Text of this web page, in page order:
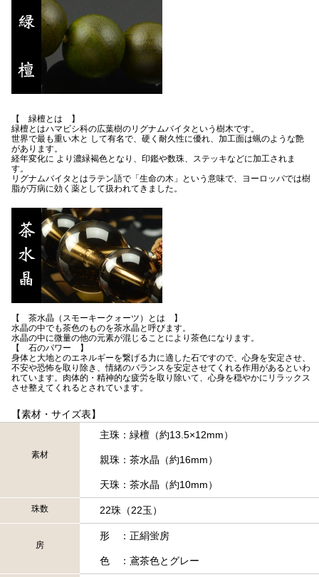
【 緑檀とは 】
緑檀とはハマビシ科の広葉樹のリグナムバイタという樹木です。
世界で最も重い木と して有名で、硬く耐久性に優れ、加工面は蝋のような艶
があります。
経年変化に より濃緑褐色となり、印鑑や数珠、ステッキなどに加工されま
す。
リグナムバイタとはラテン語で「生命の木」という意味で、ヨーロッパでは樹
脂が万病に効く薬として扱われてきました。
【 茶水晶（スモーキークォーツ）とは 】
水晶の中でも茶色のものを茶水晶と呼びます。
水晶の中に微量の他の元素が混じることにより茶色になります。
【 石のパワー 】
身体と大地とのエネルギーを繋げる力に適した石ですので、心身を安定させ、
不安や恐怖を取り除き、情緒のバランスを安定させてくれる作用があるといわ
れています。肉体的・精神的な疲労を取り除いて、心身を穏やかにリラックス
させ整えてくれるとされています。
【素材・サイズ表】
素材
主珠：緑檀（約13.5×12mm）
親珠：茶水晶（約16mm）
天珠：茶水晶（約10mm）
珠数 22珠（22玉）
房
形 ：正絹蛍房
色 ：鳶茶色とグレー